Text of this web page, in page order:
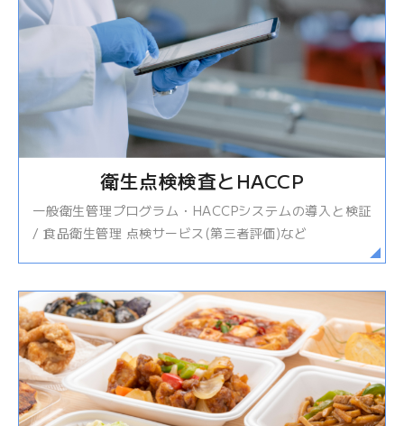
衛生点検検査とHACCP
一般衛生管理プログラム・HACCPシステムの導入と検証
/ 食品衛生管理 点検サービス(第三者評価)など